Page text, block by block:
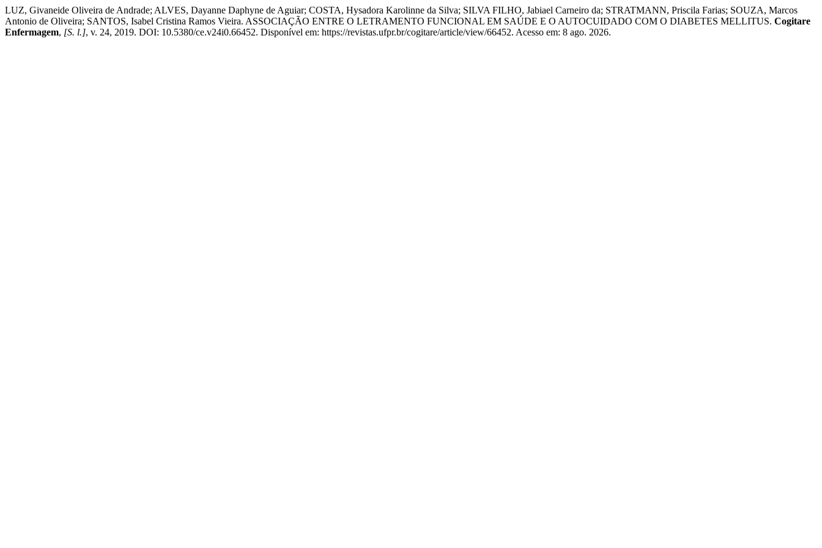
LUZ, Givaneide Oliveira de Andrade; ALVES, Dayanne Daphyne de Aguiar; COSTA, Hysadora Karolinne da Silva; SILVA FILHO, Jabiael Carneiro da; STRATMANN, Priscila Farias; SOUZA, Marcos
Antonio de Oliveira; SANTOS, Isabel Cristina Ramos Vieira. ASSOCIAÇÃO ENTRE O LETRAMENTO FUNCIONAL EM SAÚDE E O AUTOCUIDADO COM O DIABETES MELLITUS. Cogitare
Enfermagem, [S. l.], v. 24, 2019. DOI: 10.5380/ce.v24i0.66452. Disponível em: https://revistas.ufpr.br/cogitare/article/view/66452. Acesso em: 8 ago. 2026.